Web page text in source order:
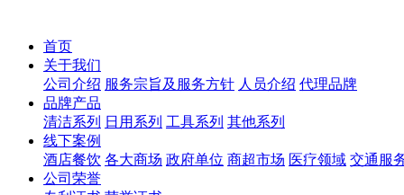
首页
关于我们
公司介绍 服务宗旨及服务方针 人员介绍 代理品牌
品牌产品
清洁系列
日用系列 工具系列 其他系列
线下案例
酒店餐饮 各大商场 政府单位 商超市场 医疗领域 交通服
公司荣誉